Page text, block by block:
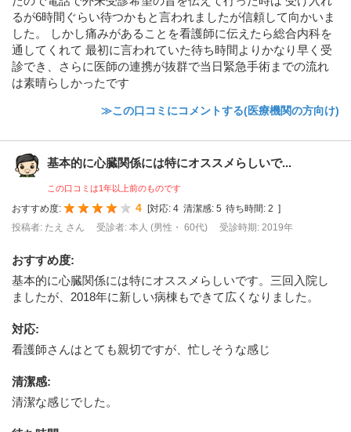
るが6時間ぐらい待つかもと言われましたが信頼して向かいま
した。 しかし痛みがあることを看護師に伝えたら総合内科を
通してくれて 最初に言われていた待ち時間よりかなり早く受
診でき、さらに医師の連携が抜群で当日緊急手術までの流れ
は素晴らしかったです
≫この口コミにコメントする(医療機関の方向け)
基本的に心臓関係には特にオススメらしいで...
この口コミは1年以上前のものです
おすすめ度: 4 [対応: 4 清潔感: 5 待ち時間: 2 ]
投稿者: たえ さん
受診者: 本人 (男性・ 60代) 受診時期: 2019年
おすすめ度:
基本的に心臓関係には特にオススメらしいです。三回入院し
ましたが、2018年に新しい病棟もできて広くなりました。
対応:
看護師さんはとても親切ですが、忙しそうな感じ
清潔感:
清潔な感じでした。